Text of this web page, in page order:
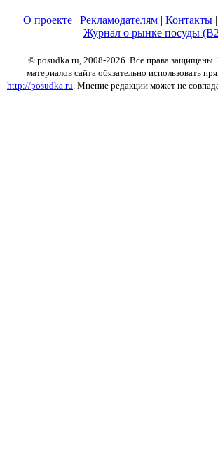
О проекте| Рекламодателям| Контакты|
Журнал о рынке посуды
© posudka.ru, 2008-2026. Все права защищены.
материалов сайта обязательно использовать
http://posudka.ru . Мнение редакции может не